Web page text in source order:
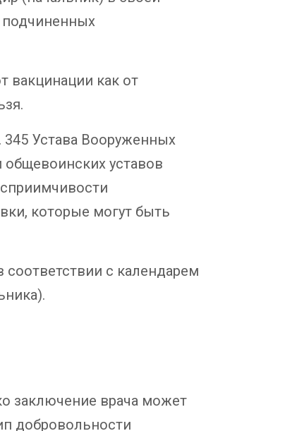
подчиненных
вакцинации как от
Устава Вооруженных
уставов
которые могут быть
с календарем
заключение врача может
добровольности